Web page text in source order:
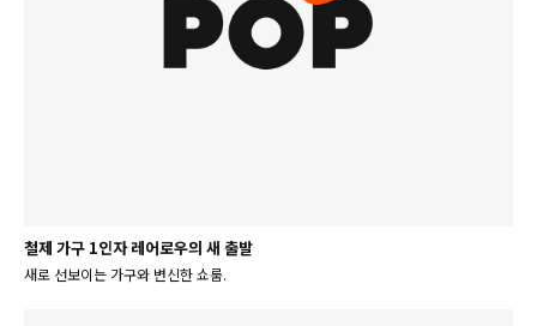
철제 가구 1인자 레어로우의 새 출발
새로 선보이는 가구와 변신한 쇼룸.